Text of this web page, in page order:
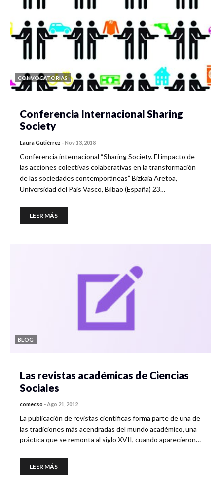
CONVOCATORIAS
Conferencia Internacional Sharing
Society
Laura Gutiérrez -Nov 13, 2018
Conferencia internacional “Sharing Society. El impacto de
las acciones colectivas colaborativas en la transformación
de las sociedades contemporáneas” Bizkaia Aretoa,
Universidad del País Vasco, Bilbao (España) 23…
LEER MÁS
BLOG
Las revistas académicas de Ciencias
Sociales
comecso -Ago 21, 2012
La publicación de revistas científicas forma parte de una de
las tradiciones más acendradas del mundo académico, una
práctica que se remonta al siglo XVII, cuando aparecieron…
LEER MÁS